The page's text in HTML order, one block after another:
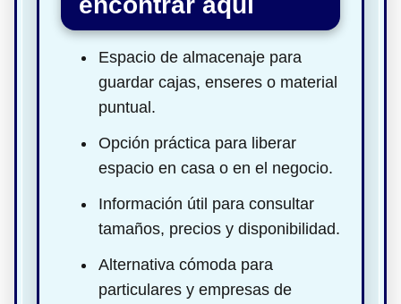
Espacio de almacenaje para
guardar cajas, enseres o material
puntual.
Opción práctica para liberar
espacio en casa o en el negocio.
Información útil para consultar
tamaños, precios y disponibilidad.
Alternativa cómoda para
particulares y empresas de